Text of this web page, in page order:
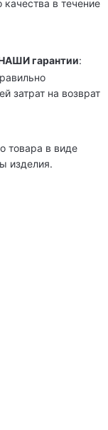
в течение
гарантии:
затрат на возврат
товара в виде
изделия.